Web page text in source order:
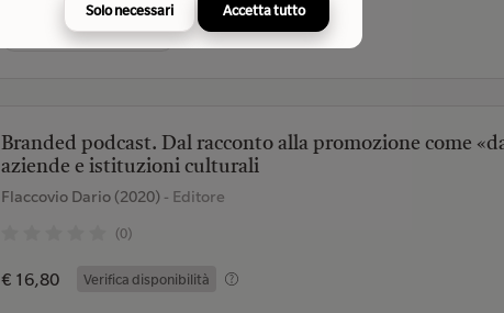
Seleziona libreria
Branded podcast. Dal racconto alla promozione come
aziende e istituzioni culturali
Flaccovio Dario (2020)- Editore
(0)
€ 16,80 Verifica disponibilità
Solo necessari Accetta tutto